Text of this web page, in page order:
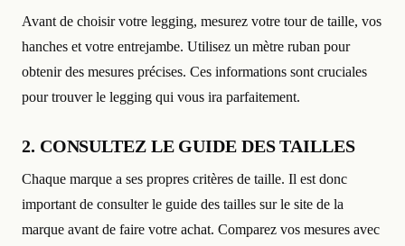
Avant de choisir votre legging, mesurez votre tour de taille, vos
hanches et votre entrejambe. Utilisez un mètre ruban pour
obtenir des mesures précises. Ces informations sont cruciales
pour trouver le legging qui vous ira parfaitement.
2. CONSULTEZ LE GUIDE DES TAILLES
Chaque marque a ses propres critères de taille. Il est donc
important de consulter le guide des tailles sur le site de la
marque avant de faire votre achat. Comparez vos mesures avec